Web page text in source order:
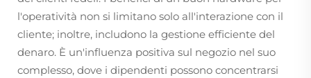
l'operatività non si limitano solo all'interazione con il
cliente; inoltre, includono la gestione efficiente del
denaro. È un'influenza positiva sul negozio nel suo
complesso, dove i dipendenti possono concentrarsi